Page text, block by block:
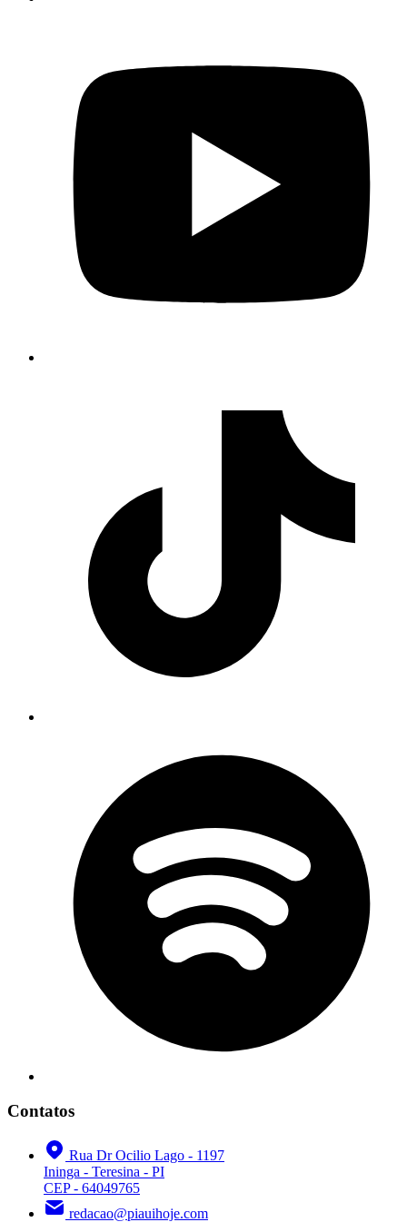
Contatos
Rua Dr Ocilio Lago - 1197
Ininga - Teresina - PI
CEP - 64049765
redacao@piauihoje.com